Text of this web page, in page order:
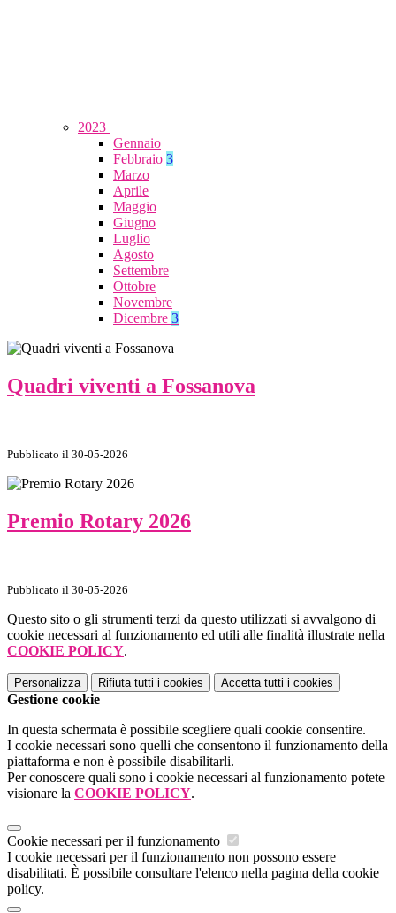
2023
Gennaio
Febbraio 3
Marzo
Aprile
Maggio
Giugno
Luglio
Agosto
Settembre
Ottobre
Novembre
Dicembre 3
Quadri viventi a Fossanova
Pubblicato il 30-05-2026
Premio Rotary 2026
Pubblicato il 30-05-2026
Questo sito o gli strumenti terzi da questo utilizzati si avvalgono di
cookie necessari al funzionamento ed utili alle finalità illustrate nella
COOKIE POLICY.
Personalizza Rifiuta tutti i cookies Accetta tutti i cookies
Gestione cookie
In questa schermata è possibile scegliere quali cookie consentire.
I cookie necessari sono quelli che consentono il funzionamento della
piattaforma e non è possibile disabilitarli.
Per conoscere quali sono i cookie necessari al funzionamento potete
visionare la COOKIE POLICY.
Cookie necessari per il funzionamento
I cookie necessari per il funzionamento non possono essere
disabilitati. È possibile consultare l'elenco nella pagina della cookie
policy.